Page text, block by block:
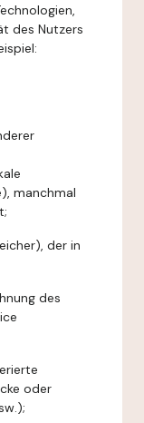
des Nutzers
manchmal
der in
des
oder